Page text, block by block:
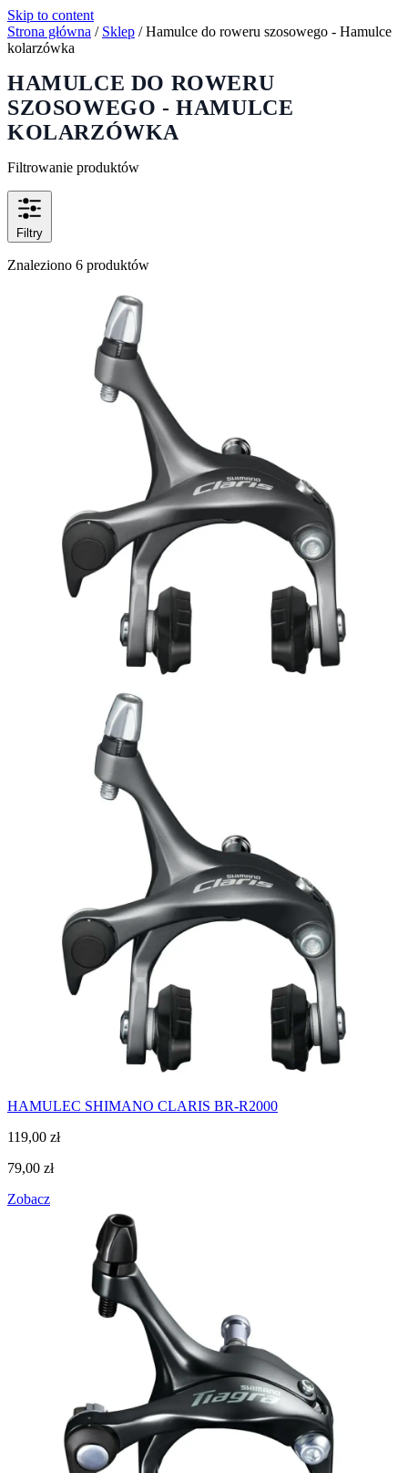
Skip to content
Strona główna / Sklep / Hamulce do roweru szosowego - Hamulce
kolarzówka
HAMULCE DO ROWERU
SZOSOWEGO - HAMULCE
KOLARZÓWKA
Filtrowanie produktów
Filtry
Znaleziono 6 produktów
HAMULEC SHIMANO CLARIS BR-R2000
119,00 zł
79,00 zł
Zobacz